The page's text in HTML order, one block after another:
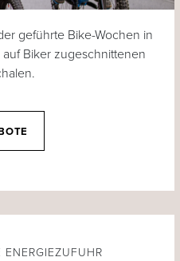
geführte Bike-Wochen in
Biker zugeschnittenen
ENERGIEZUFUHR